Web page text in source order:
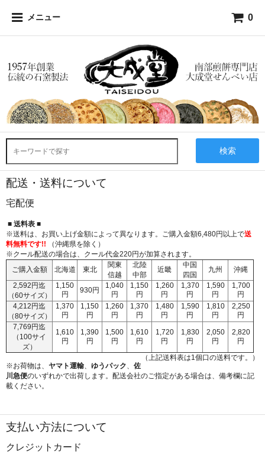
メニュー 0
検索
配送・送料について
宅配便
■ 送料表 ■
※送料は、お買い上げ金額によって異なります。ご購入金額6,480円以上で送
料無料です!!
（沖縄県を除く）
※クール配送の場合は、クール代金220円が加算されます。
ご購入金額
北海道 東北
関東
信越
北陸
中部
近畿
中国
四国
九州
沖縄
2,592円迄
（60サイズ）
1,150
円
930円
1,040
円
1,150
円
1,260
円
1,370
円
1,590
円
1,700
円
4,212円迄
（80サイズ）
1,370
円
1,150
円
1,260
円
1,370
円
1,480
円
1,590
円
1,810
円
2,250
円
7,769円迄
（100サイ
ズ）
1,610
円
1,390
円
1,500
円
1,610
円
1,720
円
1,830
円
2,050
円
2,820
円
（上記送料表は1個口の送料です。）
※お荷物は、 ヤマト運輸 ゆうパック
佐
川急便のいずれかで出荷します。配送会社のご指定がある場合は、備考欄に記
載ください。
支払い方法について
クレジットカード